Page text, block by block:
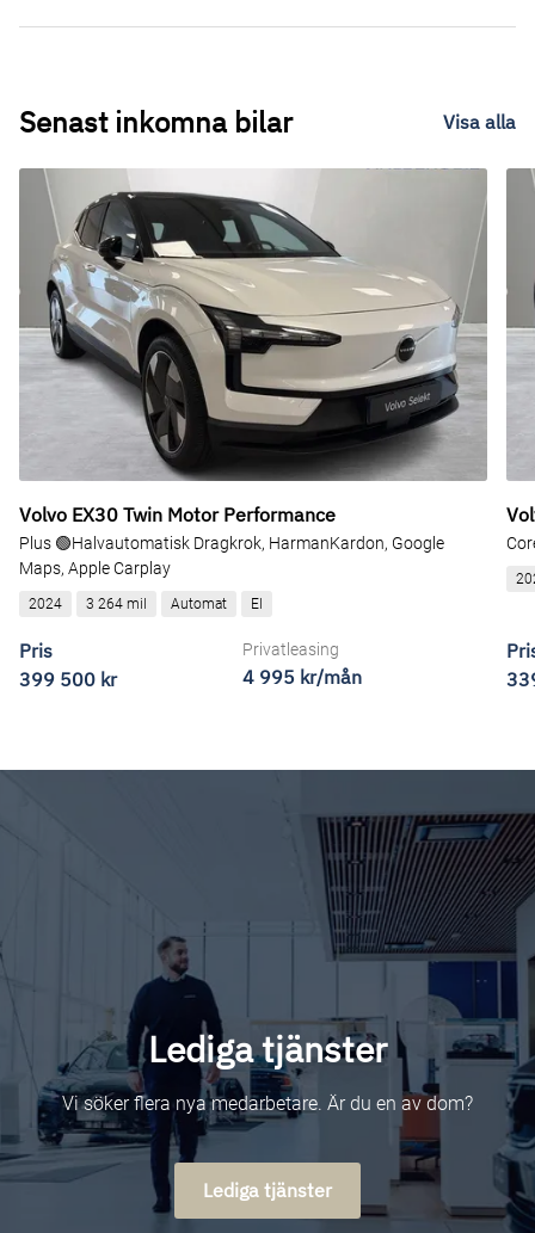
Senast inkomna bilar Visa alla
Volvo EX30 Twin Motor Performance
Plus 🟢Halvautomatisk Dragkrok, HarmanKardon, Google
Maps, Apple Carplay
2024 3 264 mil Automat El
Pris
399 500 kr
Privatleasing
4 995 kr/mån
Lediga tjänster
Vi söker flera nya medarbetare. Är du en av dom?
Lediga tjänster